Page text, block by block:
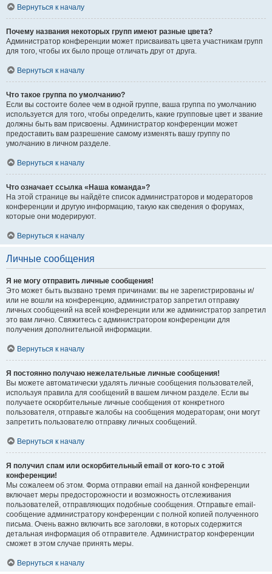
Вернуться к началу
Почему названия некоторых групп имеют разные цвета?
Администратор конференции может присваивать цвета участникам групп
для того, чтобы их было проще отличать друг от друга.
Вернуться к началу
Что такое группа по умолчанию?
Если вы состоите более чем в одной группе, ваша группа по умолчанию
используется для того, чтобы определить, какие групповые цвет и звание
должны быть вам присвоены. Администратор конференции может
предоставить вам разрешение самому изменять вашу группу по
умолчанию в личном разделе.
Вернуться к началу
Что означает ссылка «Наша команда»?
На этой странице вы найдёте список администраторов и модераторов
конференции и другую информацию, такую как сведения о форумах,
которые они модерируют.
Вернуться к началу
Личные сообщения
Я не могу отправить личные сообщения!
Это может быть вызвано тремя причинами: вы не зарегистрированы и/
или не вошли на конференцию, администратор запретил отправку
личных сообщений на всей конференции или же администратор запретил
это вам лично. Свяжитесь с администратором конференции для
получения дополнительной информации.
Вернуться к началу
Я постоянно получаю нежелательные личные сообщения!
Вы можете автоматически удалять личные сообщения пользователей,
используя правила для сообщений в вашем личном разделе. Если вы
получаете оскорбительные личные сообщения от конкретного
пользователя, отправьте жалобы на сообщения модераторам; они могут
запретить пользователю отправку личных сообщений.
Вернуться к началу
Я получил спам или оскорбительный email от кого-то с этой
конференции!
Мы сожалеем об этом. Форма отправки email на данной конференции
включает меры предосторожности и возможность отслеживания
пользователей, отправляющих подобные сообщения. Отправьте email-
сообщение администратору конференции с полной копией полученного
письма. Очень важно включить все заголовки, в которых содержится
детальная информация об отправителе. Администратор конференции
сможет в этом случае принять меры.
Вернуться к началу